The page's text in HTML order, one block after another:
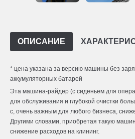
ОПИСАНИЕ
* цена указана за версию машины без
аккумуляторных батарей
Эта машина-райдер (с сиденьем для
для обслуживания и глубокой очистки
с, очень важным для любого бизнеса,
Другими словами, приобретая такую
снижение расходов на клининг.